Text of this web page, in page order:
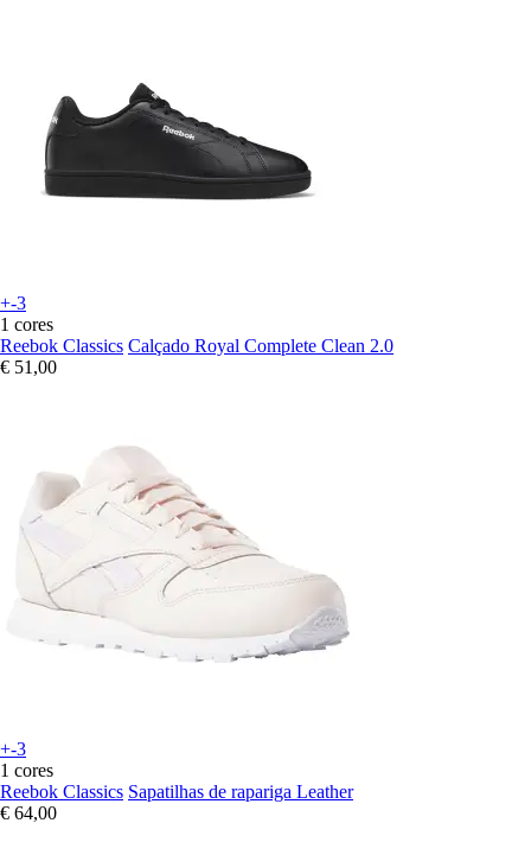
+-3
1 cores
Reebok Classics Calçado Royal Complete Clean 2.0
€ 51,00
+-3
1 cores
Reebok Classics Sapatilhas de rapariga Leather
€ 64,00